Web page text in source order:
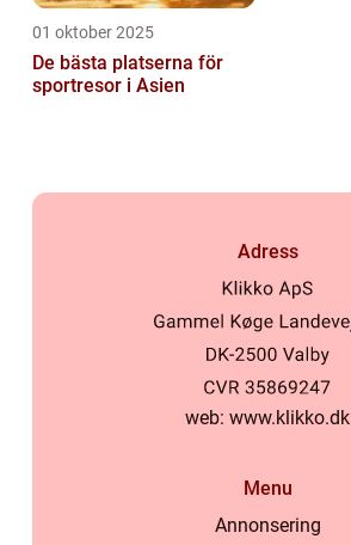
01 oktober 2025
De bästa platserna för
sportresor i Asien
Adress
web: www.klikko.dk
Menu
Annonsering